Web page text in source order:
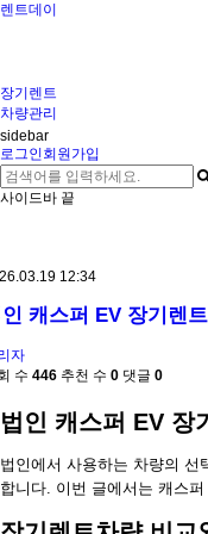
렌트데이
장기렌트
차량관리
sidebar
로그인회원가입
사이드바 끝
12:34
캐스퍼 EV 장기렌
자
수 446 추천 수 0 댓글 0
법인 캐스퍼 EV 장
법인에서 사용하는 차량의
합니다. 이번 글에서는 캐스